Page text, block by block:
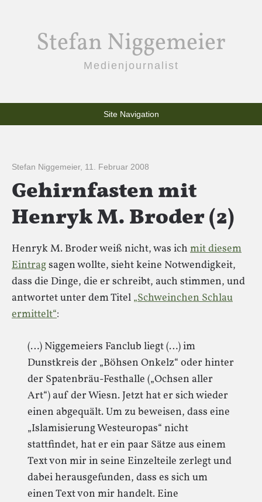
Stefan Niggemeier
Medienjournalist
Site Navigation
Stefan Niggemeier, 11. Februar 2008
Gehirnfasten mit
Henryk M. Broder (2)
Henryk M. Broder weiß nicht, was ich mit diesem
Eintragsagen wollte, sieht keine Notwendigkeit,
dass die Dinge, die er schreibt, auch stimmen, und
antwortet unter dem Titel „Schweinchen Schlau
ermittelt“:
(…) Niggemeiers Fanclub liegt (…) im
Dunstkreis der „Böhsen Onkelz“ oder hinter
der Spatenbräu-Festhalle („Ochsen aller
Art“) auf der Wiesn. Jetzt hat er sich wieder
einen abgequält. Um zu beweisen, dass eine
„Islamisierung Westeuropas“ nicht
stattfindet, hat er ein paar Sätze aus einem
Text von mir in seine Einzelteile zerlegt und
dabei herausgefunden, dass es sich um
einen Text von mir handelt. Eine